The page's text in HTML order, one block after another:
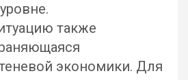
также
экономики. Для